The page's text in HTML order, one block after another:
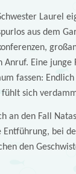
Laurel
aus dem
Anruf. Eine
fassen:
sich
an den Fall
Entführung, bei
den